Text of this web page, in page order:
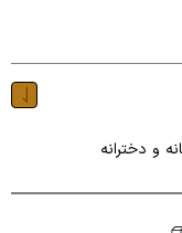
و دخترانه